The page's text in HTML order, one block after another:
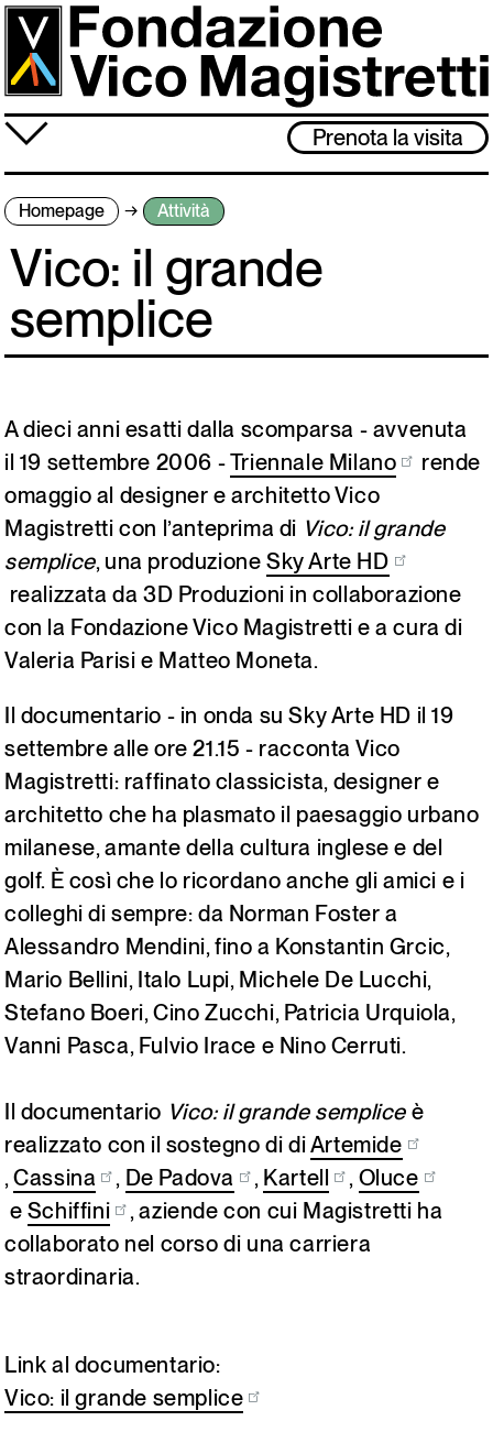
Salta
contenuto
principale
≡ Prenota la visita
Fondazione
Attività
Vico Magistretti
Visita
Italiano English
Homepage Attività
Vico: il grande
semplice
A dieci anni esatti dalla scomparsa - avvenuta
il 19 settembre 2006 -Triennale Milano
rende
omaggio al designer e architetto Vico
Magistretti con l’anteprima di Vico: il grande
semplice, una produzioneSky Arte HD
realizzata da 3D Produzioni in collaborazione
con la Fondazione Vico Magistretti e a cura di
Valeria Parisi e Matteo Moneta.
Il documentario - in onda su Sky Arte HD il 19
settembre alle ore 21.15 - racconta Vico
Magistretti: raffinato classicista, designer e
architetto che ha plasmato il paesaggio urbano
milanese, amante della cultura inglese e del
golf. È così che lo ricordano anche gli amici e i
colleghi di sempre: da Norman Foster a
Alessandro Mendini, fino a Konstantin Grcic,
Mario Bellini, Italo Lupi, Michele De Lucchi,
Stefano Boeri, Cino Zucchi, Patricia Urquiola,
Vanni Pasca, Fulvio Irace e Nino Cerruti.
Il documentario Vico: il grande semplice è
realizzato con il sostegno di diArtemide
,Cassina , De Padova , Kartell , Oluce
e Schiffini
, aziende con cui Magistretti ha
collaborato nel corso di una carriera
straordinaria.
Link al documentario:
Vico: il grande semplice